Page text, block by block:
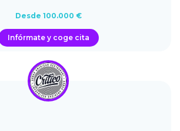
Desde 100.000 €
Infórmate y coge cita